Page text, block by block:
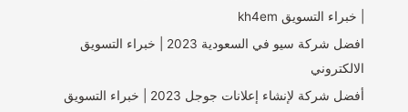
| خبراء التسويق kh4em
افضل شركة سيو في السعودية 2023 | خبراء التسويق
الالكتروني
أفضل شركة لإنشاء إعلانات جوجل 2023 | خبراء التسويق